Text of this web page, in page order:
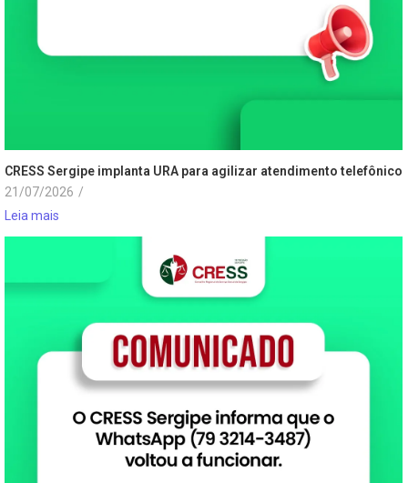
CRESS Sergipe implanta URA para agilizar atendimento telefônico
21/07/2026 /
Leia mais